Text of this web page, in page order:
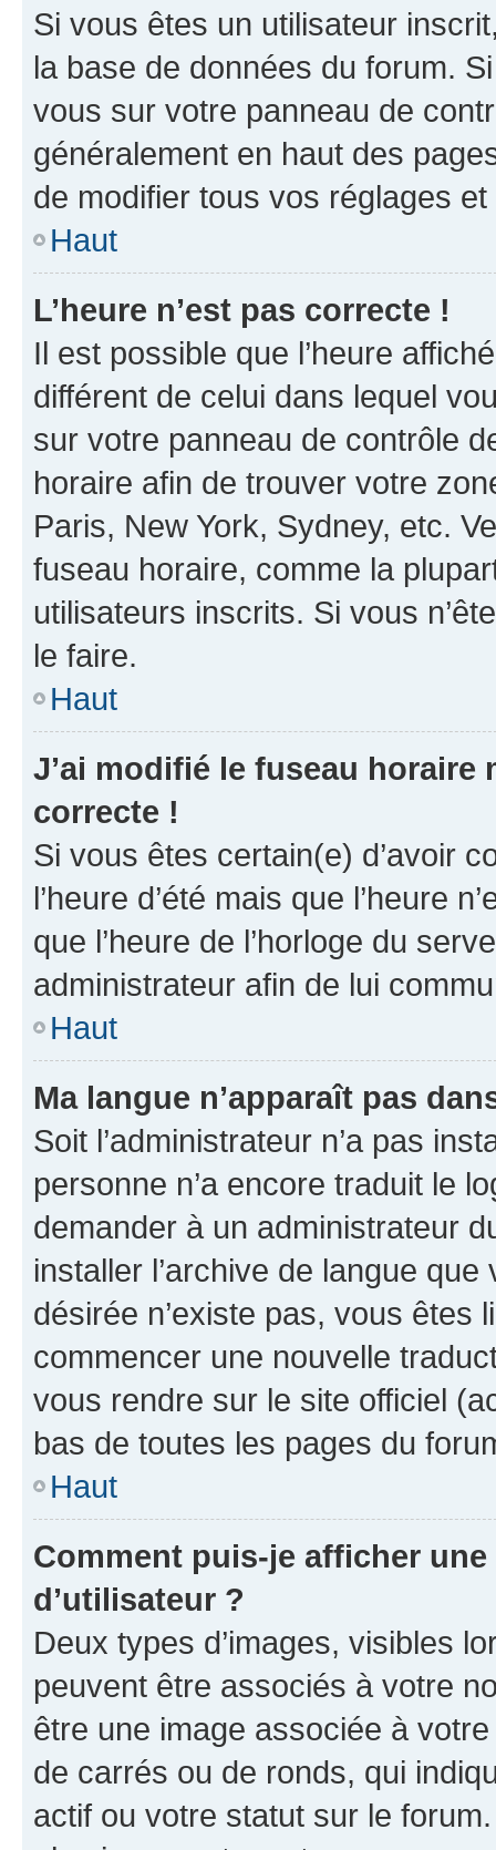
Si vous êtes un utilisateur
la base de données du forum.
vous sur votre panneau de
généralement en haut des
de modifier tous vos réglages
Haut
L’heure n’est pas correcte !
Il est possible que l’heure
différent de celui dans lequel
sur votre panneau de contrôle
horaire afin de trouver votre
Paris, New York, Sydney, etc.
fuseau horaire, comme la
utilisateurs inscrits. Si vous
le faire.
Haut
J’ai modifié le fuseau horaire
correcte !
Si vous êtes certain(e) d’avoir
l’heure d’été mais que l’heure
que l’heure de l’horloge du
administrateur afin de lui
Haut
Ma langue n’apparaît pas
Soit l’administrateur n’a pas
personne n’a encore traduit le
demander à un administrateur
installer l’archive de langue
désirée n’existe pas, vous êtes
commencer une nouvelle
vous rendre sur le site officiel
bas de toutes les pages du
Haut
Comment puis-je afficher
d’utilisateur ?
Deux types d’images, visibles
peuvent être associés à votre
être une image associée à
de carrés ou de ronds, qui
actif ou votre statut sur le